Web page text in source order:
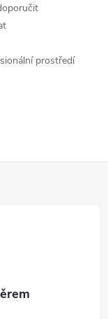
prostředí